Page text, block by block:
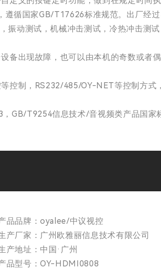
循国家GB/T17626标准规范。出厂经
动测试，机械冲击测试，冷热冲击测
备出现故障，也可以由本机的奇数或者
控制，RS232/485/OY-NET等控制方
GB/T9254信息技术/音视频类产品国家
品品牌：oyalee/中议视控
产厂家：广州欧雅丽信息技术有限公司
产地址：中国·广州
品型号：OY-HDMI0808